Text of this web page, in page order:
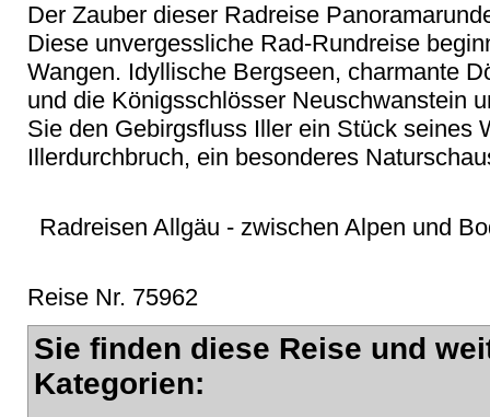
Der Zauber dieser Radreise
Diese unvergessliche Rad-Rundreise
Wangen. Idyllische Bergseen, charmante
und die Königsschlösser Neuschwanstein
Sie den Gebirgsfluss Iller ein Stück seines
Illerdurchbruch, ein besonderes
Radreisen Allgäu - zwischen Alpen und
Reise Nr. 75962
Sie finden diese Reise und
Kategorien: